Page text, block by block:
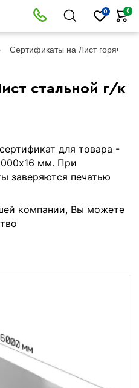
0 0
Сертификаты на Лист
стальной г/к
для товара -
мм. При
заверяются печатью
компании, Вы можете